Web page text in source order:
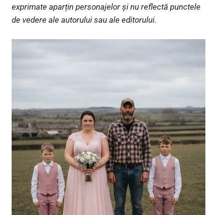
exprimate aparțin personajelor și nu reflectă punctele
de vedere ale autorului sau ale editorului.